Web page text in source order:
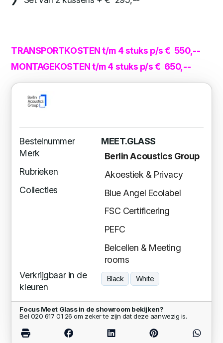
TRANSPORTKOSTEN t/m 4 stuks p/s € 550,--
MONTAGEKOSTEN t/m 4 stuks p/s € 650,--
Bestelnummer
MEET.GLASS
Merk
Berlin Acoustics Group
Rubrieken
Akoestiek & Privacy
Collecties
Blue Angel Ecolabel
FSC Certificering
PEFC
Belcellen & Meeting
rooms
Verkrijgbaar in de
kleuren
Black White
Focus Meet Glass in de showroom bekijken?
Bel 020 617 01 26 om zeker te zijn dat deze aanwezig is.